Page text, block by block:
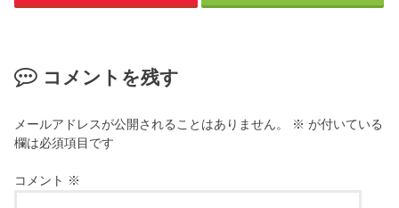
コメントを残す
メールアドレスが公開されることはありません。 ※ が付いている
欄は必須項目です
コメント ※